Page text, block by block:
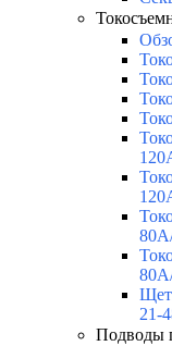
21-
Подводы